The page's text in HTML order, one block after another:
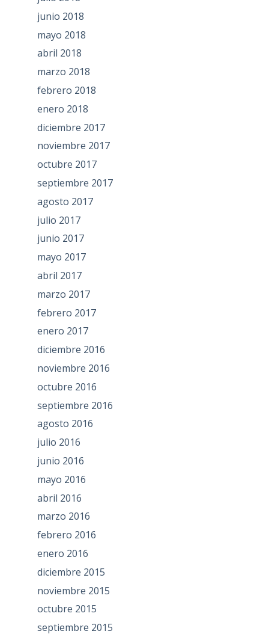
junio 2018
mayo 2018
abril 2018
marzo 2018
febrero 2018
enero 2018
diciembre 2017
noviembre 2017
octubre 2017
septiembre 2017
agosto 2017
julio 2017
junio 2017
mayo 2017
abril 2017
marzo 2017
febrero 2017
enero 2017
diciembre 2016
noviembre 2016
octubre 2016
septiembre 2016
agosto 2016
julio 2016
junio 2016
mayo 2016
abril 2016
marzo 2016
febrero 2016
enero 2016
diciembre 2015
noviembre 2015
octubre 2015
septiembre 2015